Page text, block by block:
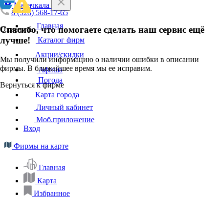
8 (928) 568-17-65
Отменить
Спасибо, что помогаете сделать наш сервис ещё
лучше!
Мы получили информацию о наличии ошибки в описании
фирмы. В ближайшее время мы ее исправим.
Вернуться к фирме
Махачкала
Главная
Каталог фирм
Акции/скидки
Афиша
Погода
Карта города
Личный кабинет
Моб.приложение
Вход
Фирмы на карте
Главная
Карта
Избранное